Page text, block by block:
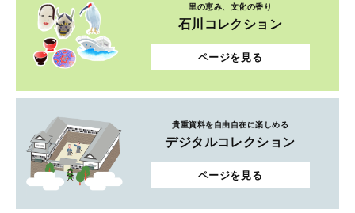
里の恵み、文化の香り
石川コレクション
ページを見る
貴重資料を自由自在に楽しめる
デジタルコレクション
ページを見る